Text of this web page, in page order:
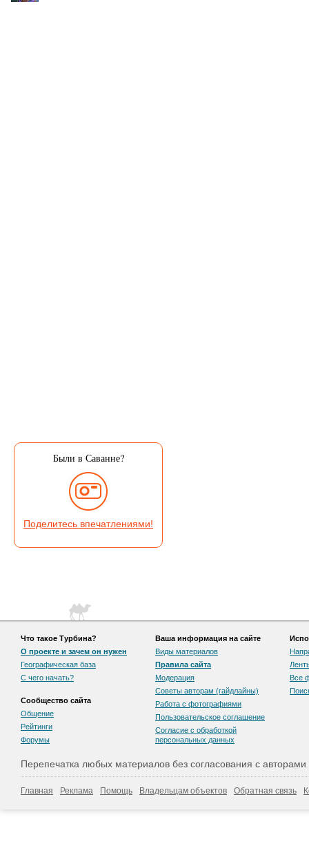
Были в Саванне?
Поделитесь впечатлениями!
Что такое Турбина?
О проекте и зачем он нужен
Географическая база
С чего начать?
Сообщество сайта
Общение
Рейтинги
Форумы
Ваша информация на сайте
Виды материалов
Правила сайта
Модерация
Советы авторам (гайдлайны)
Работа с фотографиями
Пользовательскоe соглашение
Согласие с обработкой
персональных данных
Все
Перепечатка любых материалов без согласования с
Главная Реклама Помощь Владельцам объектов Обратная связь